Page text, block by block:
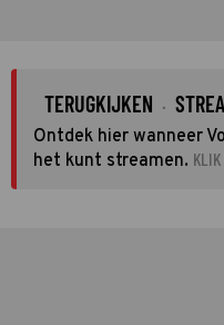
TERUGKIJKEN ·
Ontdek hier wanneer
het kunt streamen.